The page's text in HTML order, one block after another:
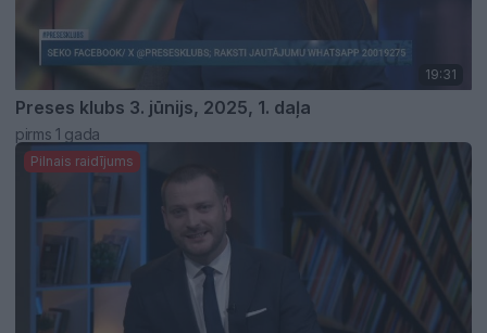
19:31
Preses klubs 3. jūnijs, 2025, 1. daļa
pirms 1 gada
Pilnais raidījums